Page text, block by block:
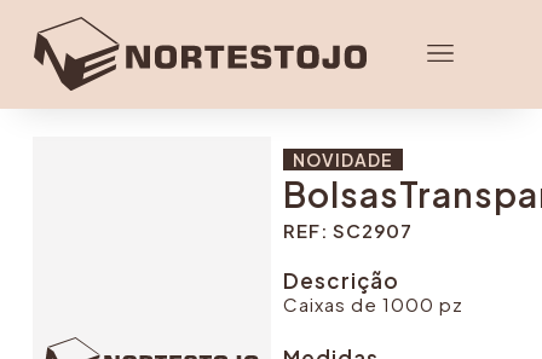
NOVIDADE
REF: SC2907
Descrição
Caixas de 1000 pz